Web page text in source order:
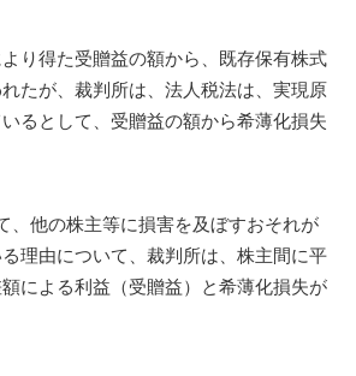
り得た受贈益の額から、既存保有株式
たが、裁判所は、法人税法は、実現原
るとして、受贈益の額から希薄化損失
他の株主等に損害を及ぼすおそれが
理由について、裁判所は、株主間に平
による利益（受贈益）と希薄化損失が